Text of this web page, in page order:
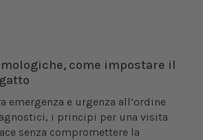
come impostare il
emergenza e urgenza all’ordine
i principi per una visita
senza compromettere la